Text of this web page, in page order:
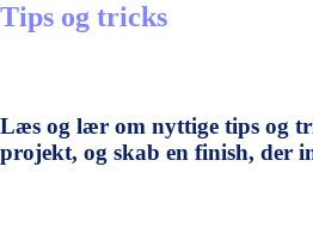
Tips og tricks
Læs og lær om nyttige tips og
projekt, og skab en finish, der